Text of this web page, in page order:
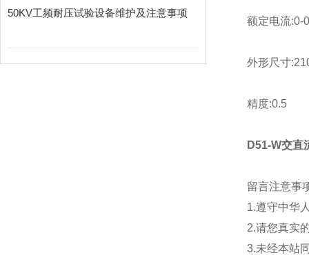
50KV工频耐压试验设备维护及注意事项
额定电流:0-
外形尺寸
精度:0.5
D51-W交直
留言注意事
1.遵守中华
2.请您真实
3.未经本站